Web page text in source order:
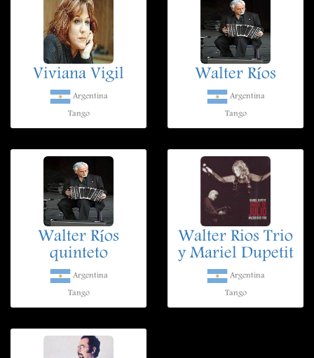
Viviana Vigil
Argentina
Tango
Walter Ríos
Argentina
Tango
Walter Ríos
quinteto
Argentina
Tango
Walter Rios Trio
y Mariel Dupetit
Argentina
Tango